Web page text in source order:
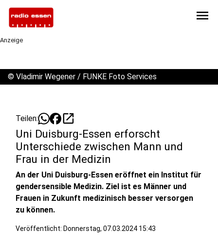
menu
Anzeige
© Vladimir Wegener / FUNKE Foto Services
Teilen: open_in_new
Uni Duisburg-Essen erforscht
Unterschiede zwischen Mann und
Frau in der Medizin
An der Uni Duisburg-Essen eröffnet ein Institut für
gendersensible Medizin. Ziel ist es Männer und
Frauen in Zukunft medizinisch besser versorgen
zu können.
Veröffentlicht: Donnerstag, 07.03.2024 15:43